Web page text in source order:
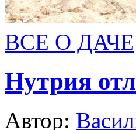
ВСЕ О ДАЧЕ
Нутрия
Автор: